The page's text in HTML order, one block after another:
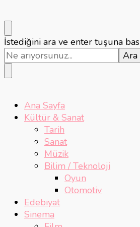
Bir
şey
mi
arıyorsunuz?
İstediğini ara ve enter tuşuna bas
Ana Sayfa
Kültür & Sanat
Tarih
Sanat
Müzik
Bilim / Teknoloji
Oyun
Otomotiv
Edebiyat
Sinema